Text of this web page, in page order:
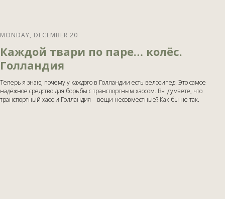
MONDAY, DECEMBER 20
Каждой твари по паре… колёс.
Голландия
Теперь я знаю, почему у каждого в Голландии есть велосипед. Это самое
надёжное средство для борьбы с транспортным хаосом. Вы думаете, что
транспортный хаос и Голландия – вещи несовместные? Как бы не так.